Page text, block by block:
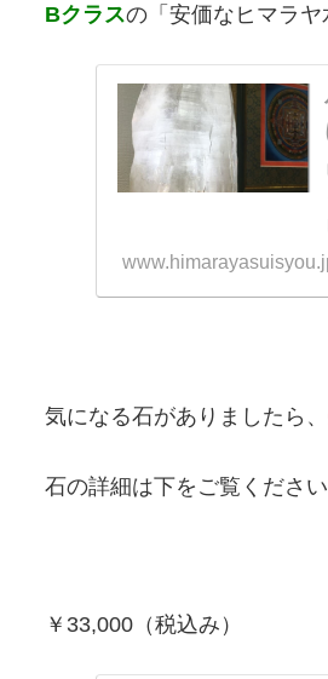
Bクラスの「安価なヒマラ
気になる石がありましたら、
石の詳細は下をご覧ください
￥33,000（税込み）